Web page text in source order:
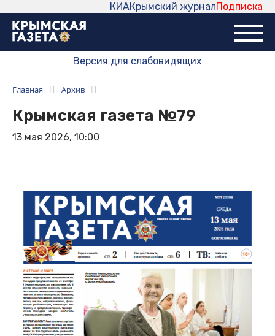
Подписка
Крымский журнал
КИА
Версия для слабовидящих
Главная Архив
Крымская газета №79
13 мая 2026, 10:00